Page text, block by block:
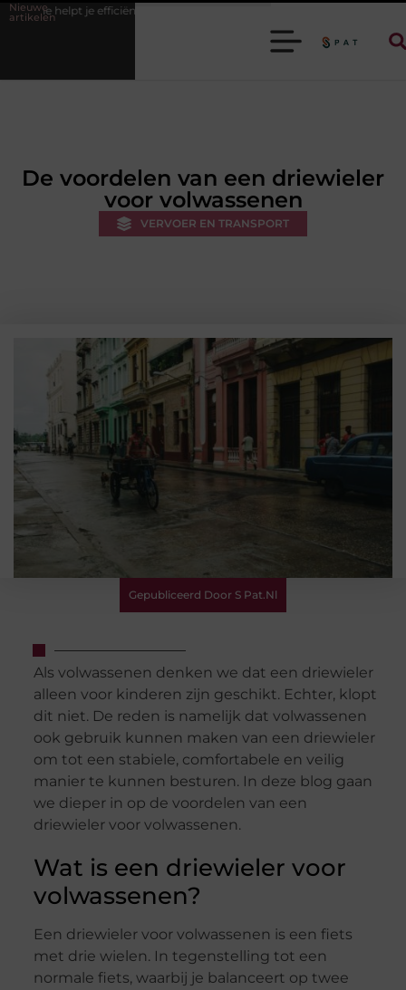
Nieuwe
artikelenwerken Stijlvolle heren sneakers voor een sportieve lifestyle
De voordelen van een driewieler
voor volwassenen
VERVOER EN TRANSPORT
Gepubliceerd Door S Pat.nl
Als volwassenen denken we dat een driewieler
alleen voor kinderen zijn geschikt. Echter, klopt
dit niet. De reden is namelijk dat volwassenen
ook gebruik kunnen maken van een driewieler
om tot een stabiele, comfortabele en veilig
manier te kunnen besturen. In deze blog gaan
we dieper in op de voordelen van een
driewieler voor volwassenen.
Wat is een driewieler voor
volwassenen?
Een driewieler voor volwassenen is een fiets
met drie wielen. In tegenstelling tot een
normale fiets, waarbij je balanceert op twee